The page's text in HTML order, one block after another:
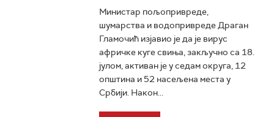
Министар пољопривреде,
шумарства и водопривреде Драган
Гламочић изјавио је да је вирус
афричке куге свиња, закључно са 18.
јулом, активан је у седам округа, 12
општина и 52 насељена места у
Србији. Након...